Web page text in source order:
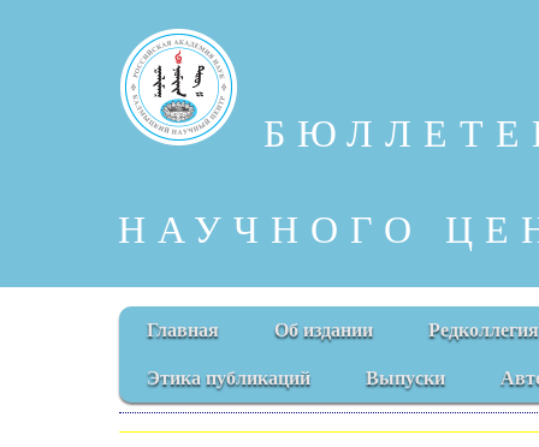
НАУЧНОГО
Главная Об издании Редколлегия
Этика публикаций Выпуски